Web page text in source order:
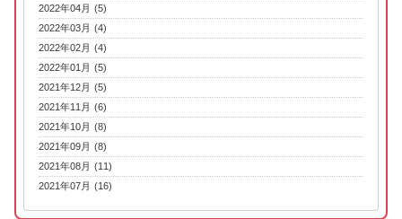
2022年04月 (5)
2022年03月 (4)
2022年02月 (4)
2022年01月 (5)
2021年12月 (5)
2021年11月 (6)
2021年10月 (8)
2021年09月 (8)
2021年08月 (11)
2021年07月 (16)